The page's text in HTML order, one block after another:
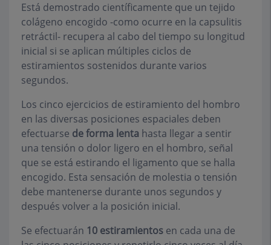
Está demostrado científicamente que un tejido
colágeno encogido -como ocurre en la capsulitis
retráctil- recupera al cabo del tiempo su longitud
inicial si se aplican múltiples ciclos de
estiramientos sostenidos durante varios
segundos.
Los cinco ejercicios de estiramiento del hombro
en las diversas posiciones espaciales deben
efectuarse de forma lenta hasta llegar a sentir
una tensión o dolor ligero en el hombro, señal
que se está estirando el ligamento que se halla
encogido. Esta sensación de molestia o tensión
debe mantenerse durante unos segundos y
después volver a la posición inicial.
Se efectuarán 10 estiramientos en cada una de